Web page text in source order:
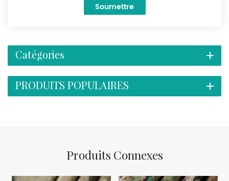
Soumettre
Catégories
PRODUITS POPULAIRES
Produits Connexes